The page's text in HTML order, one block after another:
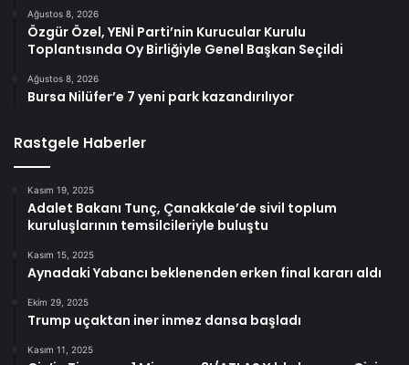
Ağustos 8, 2026
Özgür Özel, YENİ Parti’nin Kurucular Kurulu
Toplantısında Oy Birliğiyle Genel Başkan Seçildi
Ağustos 8, 2026
Bursa Nilüfer’e 7 yeni park kazandırılıyor
Rastgele Haberler
Kasım 19, 2025
Adalet Bakanı Tunç, Çanakkale’de sivil toplum
kuruluşlarının temsilcileriyle buluştu
Kasım 15, 2025
Aynadaki Yabancı beklenenden erken final kararı aldı
Ekim 29, 2025
Trump uçaktan iner inmez dansa başladı
Kasım 11, 2025